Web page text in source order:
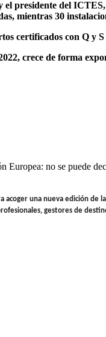
presidente del
mientras 30
certificados con Q y
crece de forma
no se puede
una nueva edición de
gestores de